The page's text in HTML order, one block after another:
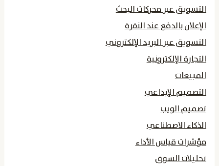
التسويق عبر محركات البحث
الإعلان بالدفع عند النقرة
التسويق عبر البريد الإلكتروني
التجارة الإلكترونية
المبيعات
التصميم الإبداعي
تصميم الويب
الذكاء الاصطناعي
مؤشرات قياس الأداء
تحليلات السوق